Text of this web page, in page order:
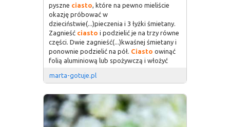
pyszne ciasto, które na pewno mieliście
okazję próbować w
dzieciństwie(...)pieczenia i 3 łyżki śmietany.
Zagnieść ciasto i podzielić je na trzy równe
części. Dwie zagnieść(...)kwaśnej śmietany i
ponownie podzielić na pół. Ciasto owinąć
folią aluminiową lub spożywczą i włożyć
marta-gotuje.pl